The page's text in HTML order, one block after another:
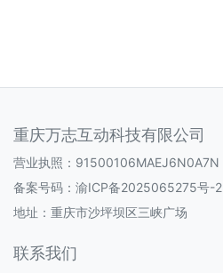
重庆万志互动科技有限公司
营业执照：91500106MAEJ6N0A7N
备案号码： 渝ICP备2025065275号-2
地址：重庆市沙坪坝区三峡广场
联系我们